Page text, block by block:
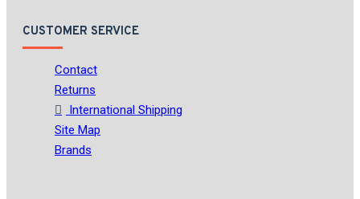
CUSTOMER SERVICE
Contact
Returns
International Shipping
Site Map
Brands